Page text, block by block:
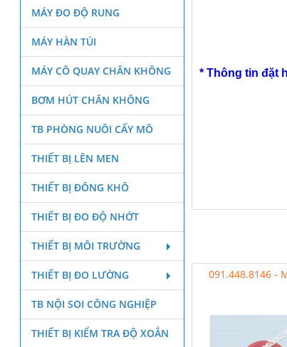
* Thông tin đặt
091.448.8146 -
MÁY ĐO ĐỘ RUNG
MÁY HÀN TÚI
MÁY CÔ QUAY CHÂN KHÔNG
BƠM HÚT CHÂN KHÔNG
TB PHÒNG NUÔI CẤY MÔ
THIẾT BỊ LÊN MEN
THIẾT BỊ ĐÔNG KHÔ
THIẾT BỊ ĐO ĐỘ NHỚT
THIẾT BỊ MÔI TRƯỜNG
THIẾT BỊ ĐO LƯỜNG
TB NỘI SOI CÔNG NGHIỆP
THIẾT BỊ KIỂM TRA ĐỘ XOẮN